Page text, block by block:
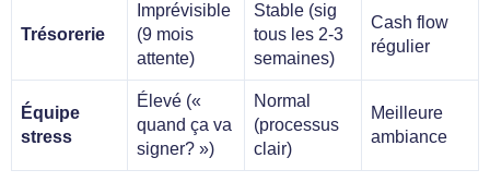
Trésorerie
Imprévisible
(9 mois
attente)
Stable (sig
tous les 2-3
semaines)
Cash flow
régulier
Équipe
stress
Élevé («
quand ça va
signer? »)
Normal
(processus
clair)
Meilleure
ambiance